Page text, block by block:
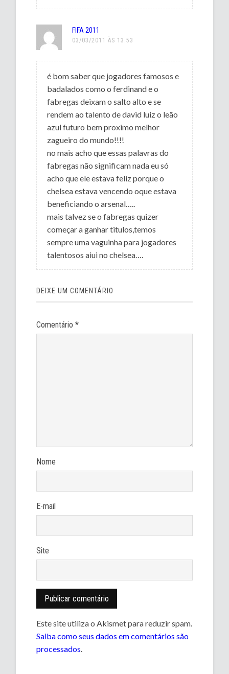
FIFA 2011
03/03/2011 ÀS 13:53
é bom saber que jogadores famosos e
badalados como o ferdinand e o
fabregas deixam o salto alto e se
rendem ao talento de david luiz o leão
azul futuro bem proximo melhor
zagueiro do mundo!!!!
no mais acho que essas palavras do
fabregas não significam nada eu só
acho que ele estava feliz porque o
chelsea estava vencendo oque estava
beneficiando o arsenal…..
mais talvez se o fabregas quizer
começar a ganhar titulos,temos
sempre uma vaguinha para jogadores
talentosos aiui no chelsea….
DEIXE UM COMENTÁRIO
Comentário*
Nome
E-mail
Site
Este site utiliza o Akismet para reduzir spam.
Saiba como seus dados em comentários são
processados